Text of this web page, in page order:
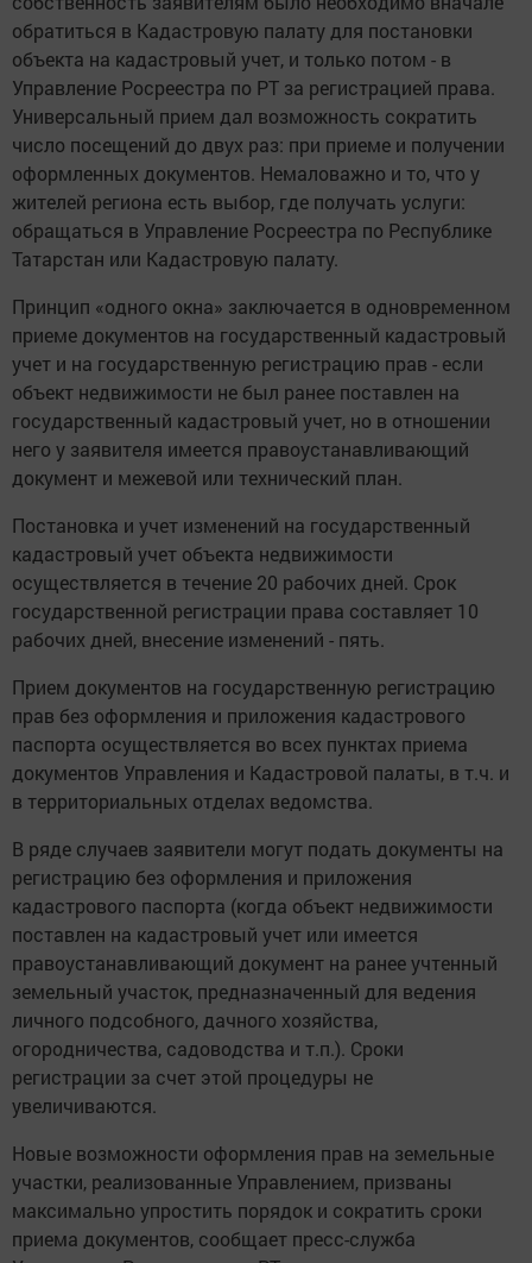
обратиться в Кадастровую палату для постановки
объекта на кадастровый учет, и только потом - в
Управление Росреестра по РТ за регистрацией права.
Универсальный прием дал возможность сократить
число посещений до двух раз: при приеме и получении
оформленных документов. Немаловажно и то, что у
жителей региона есть выбор, где получать услуги:
обращаться в Управление Росреестра по Республике
Татарстан или Кадастровую палату.
Принцип «одного окна» заключается в одновременном
приеме документов на государственный кадастровый
учет и на государственную регистрацию прав - если
объект недвижимости не был ранее поставлен на
государственный кадастровый учет, но в отношении
него у заявителя имеется правоустанавливающий
документ и межевой или технический план.
Постановка и учет изменений на государственный
кадастровый учет объекта недвижимости
осуществляется в течение 20 рабочих дней. Срок
государственной регистрации права составляет 10
рабочих дней, внесение изменений - пять.
Прием документов на государственную регистрацию
прав без оформления и приложения кадастрового
паспорта осуществляется во всех пунктах приема
документов Управления и Кадастровой палаты, в т.ч. и
в территориальных отделах ведомства.
В ряде случаев заявители могут подать документы на
регистрацию без оформления и приложения
кадастрового паспорта (когда объект недвижимости
поставлен на кадастровый учет или имеется
правоустанавливающий документ на ранее учтенный
земельный участок, предназначенный для ведения
личного подсобного, дачного хозяйства,
огородничества, садоводства и т.п.). Сроки
регистрации за счет этой процедуры не
увеличиваются.
Новые возможности оформления прав на земельные
участки, реализованные Управлением, призваны
максимально упростить порядок и сократить сроки
приема документов, сообщает пресс-служба